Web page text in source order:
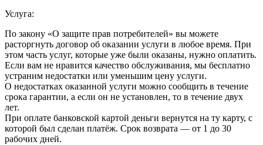
Услуга:
По закону «О защите прав потребителей» вы можете
расторгнуть договор об оказании услуги в любое время. При
этом часть услуг, которые уже были оказаны, нужно оплатить.
Если вам не нравится качество обслуживания, мы бесплатно
устраним недостатки или уменьшим цену услуги.
О недостатках оказанной услуги можно сообщить в течение
срока гарантии, а если он не установлен, то в течение двух
лет.
При оплате банковской картой деньги вернутся на ту карту, с
которой был сделан платёж. Срок возврата — от 1 до 30
рабочих дней.